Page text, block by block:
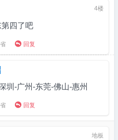
4楼
四了吧
 回复
圳-广州-东莞-佛山-惠州
 回复
地板